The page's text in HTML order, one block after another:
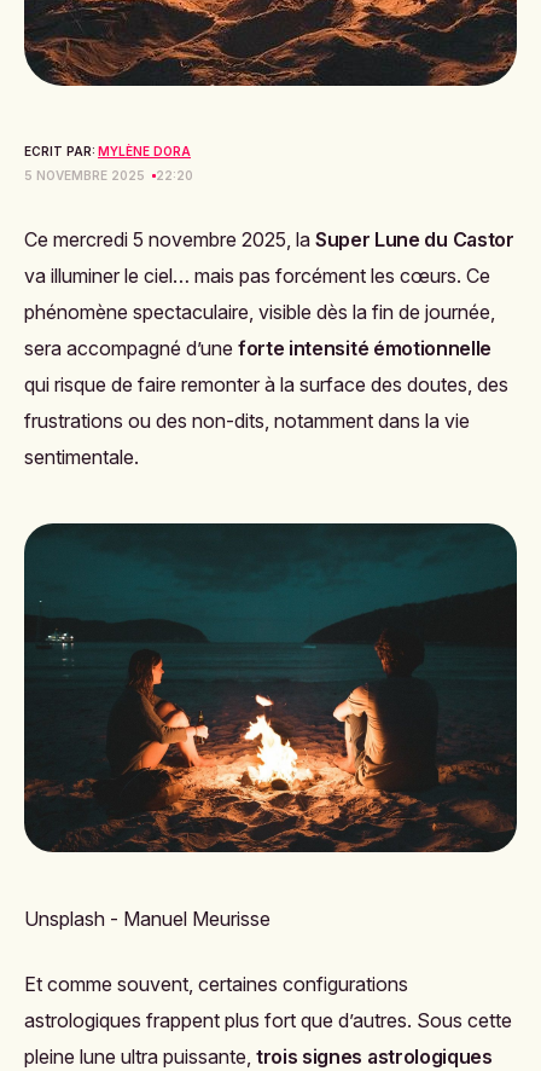
ECRIT PAR: MYLÈNE DORA
5 NOVEMBRE 2025
22:20
Ce mercredi 5 novembre 2025, la Super Lune du Castor
va illuminer le ciel… mais pas forcément les cœurs. Ce
phénomène spectaculaire, visible dès la fin de journée,
sera accompagné d’une forte intensité émotionnelle
qui risque de faire remonter à la surface des doutes, des
frustrations ou des non-dits, notamment dans la vie
sentimentale.
Unsplash - Manuel Meurisse
Et comme souvent, certaines configurations
astrologiques frappent plus fort que d’autres. Sous cette
pleine lune ultra puissante, trois signes astrologiques